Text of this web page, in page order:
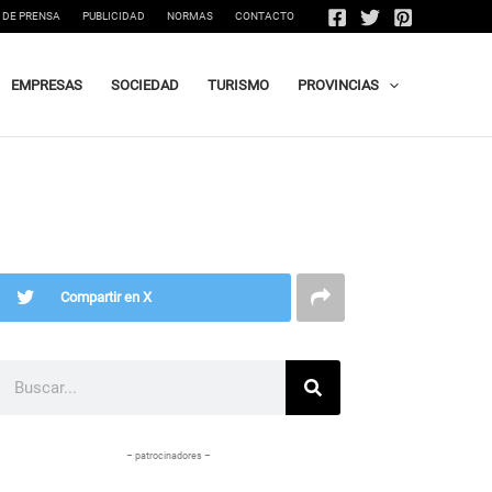
PRENSA PUBLICIDAD NORMAS CONTACTO
EMPRESAS SOCIEDAD TURISMO PROVINCIAS
Compartir en X
– patrocinadores –